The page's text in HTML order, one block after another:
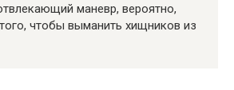
маневр, вероятно,
чтобы выманить хищников из